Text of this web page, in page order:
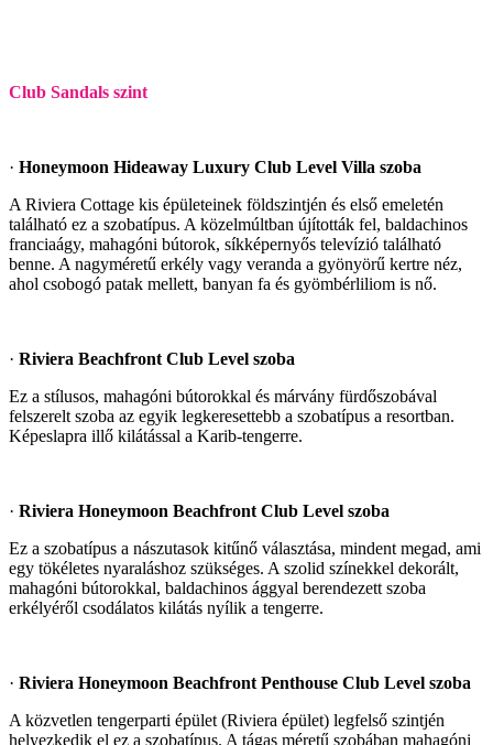
Club Sandals szint
· Honeymoon Hideaway Luxury Club Level Villa szoba
A Riviera Cottage kis épületeinek földszintjén és első emeletén
található ez a szobatípus. A közelmúltban újították fel, baldachinos
franciaágy, mahagóni bútorok, síkképernyős televízió található
benne. A nagyméretű erkély vagy veranda a gyönyörű kertre néz,
ahol csobogó patak mellett, banyan fa és gyömbérliliom is nő.
· Riviera Beachfront Club Level szoba
Ez a stílusos, mahagóni bútorokkal és márvány fürdőszobával
felszerelt szoba az egyik legkeresettebb a szobatípus a resortban.
Képeslapra illő kilátással a Karib-tengerre.
· Riviera Honeymoon Beachfront Club Level szoba
Ez a szobatípus a nászutasok kitűnő választása, mindent megad, ami
egy tökéletes nyaraláshoz szükséges. A szolid színekkel dekorált,
mahagóni bútorokkal, baldachinos ággyal berendezett szoba
erkélyéről csodálatos kilátás nyílik a tengerre.
· Riviera Honeymoon Beachfront Penthouse Club Level szoba
A közvetlen tengerparti épület (Riviera épület) legfelső szintjén
helyezkedik el ez a szobatípus. A tágas méretű szobában mahagóni